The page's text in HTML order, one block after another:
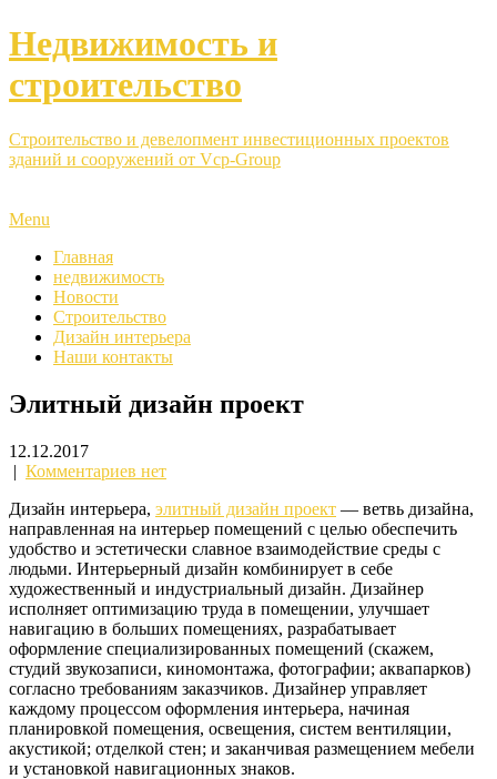
Недвижимость и
строительство
Строительство и девелопмент инвестиционных проектов
зданий и сооружений от Vcp-Group
Menu
Главная
недвижимость
Новости
Строительство
Дизайн интерьера
Наши контакты
Элитный дизайн проект
12.12.2017
| Комментариев нет
Дизайн интерьера, элитный дизайн проект — ветвь дизайна,
направленная на интерьер помещений с целью обеспечить
удобство и эстетически славное взаимодействие среды с
людьми. Интерьерный дизайн комбинирует в себе
художественный и индустриальный дизайн. Дизайнер
исполняет оптимизацию труда в помещении, улучшает
навигацию в больших помещениях, разрабатывает
оформление специализированных помещений (скажем,
студий звукозаписи, киномонтажа, фотографии; аквапарков)
согласно требованиям заказчиков. Дизайнер управляет
каждому процессом оформления интерьера, начиная
планировкой помещения, освещения, систем вентиляции,
акустикой; отделкой стен; и заканчивая размещением мебели
и установкой навигационных знаков.